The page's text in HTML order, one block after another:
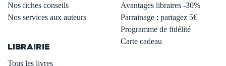
Nos fiches conseils
Nos services aux auteurs
LIBRAIRIE
Tous les livres
Avantages libraires -30%
Parrainage : partagez 5€
Programme de fidélité
Carte cadeau